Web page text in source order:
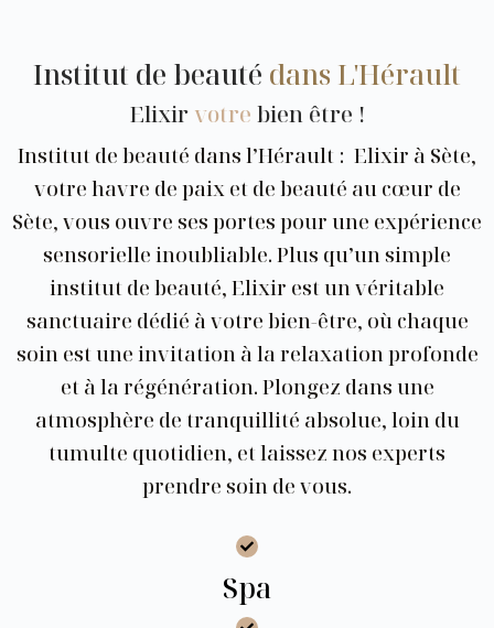
Institut de beauté dans L'Hérault
Elixir votre bien être !
Institut de beauté dans l’Hérault : Elixir à Sète,
votre havre de paix et de beauté au cœur de
Sète, vous ouvre ses portes pour une expérience
sensorielle inoubliable. Plus qu’un simple
institut de beauté, Elixir est un véritable
sanctuaire dédié à votre bien-être, où chaque
soin est une invitation à la relaxation profonde
et à la régénération. Plongez dans une
atmosphère de tranquillité absolue, loin du
tumulte quotidien, et laissez nos experts
prendre soin de vous.
Spa